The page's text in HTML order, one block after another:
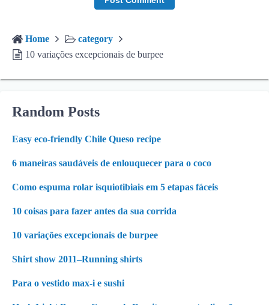
Home
category
10 variações excepcionais de burpee
Random Posts
Easy eco-friendly Chile Queso recipe
6 maneiras saudáveis de enlouquecer para o coco
Como espuma rolar isquiotibiais em 5 etapas fáceis
10 coisas para fazer antes da sua corrida
10 variações excepcionais de burpee
Shirt show 2011–Running shirts
Para o vestido max-i e sushi